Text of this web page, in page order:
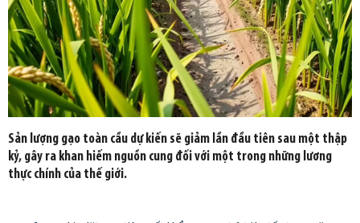
Sản lượng gạo toàn cầu dự kiến sẽ giảm lần đầu tiên sau một thập
kỷ, gây ra khan hiếm nguồn cung đối với một trong những lương
thực chính của thế giới.